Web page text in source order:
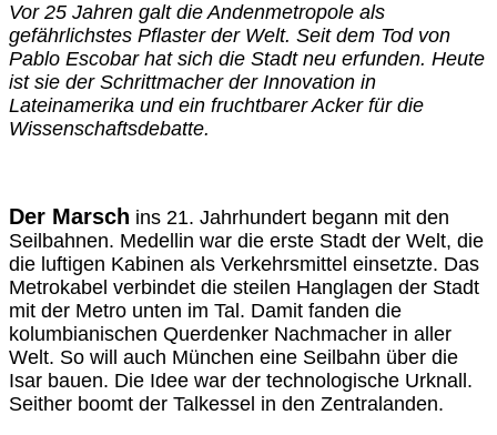
Vor 25 Jahren galt die Andenmetropole als
gefährlichstes Pflaster der Welt. Seit dem Tod von
Pablo Escobar hat sich die Stadt neu erfunden. Heute
ist sie der Schrittmacher der Innovation in
Lateinamerika und ein fruchtbarer Acker für die
Wissenschaftsdebatte.
Der Marsch ins 21. Jahrhundert begann mit den
Seilbahnen. Medellin war die erste Stadt der Welt, die
die luftigen Kabinen als Verkehrsmittel einsetzte. Das
Metrokabel verbindet die steilen Hanglagen der Stadt
mit der Metro unten im Tal. Damit fanden die
kolumbianischen Querdenker Nachmacher in aller
Welt. So will auch München eine Seilbahn über die
Isar bauen. Die Idee war der technologische Urknall.
Seither boomt der Talkessel in den Zentralanden.